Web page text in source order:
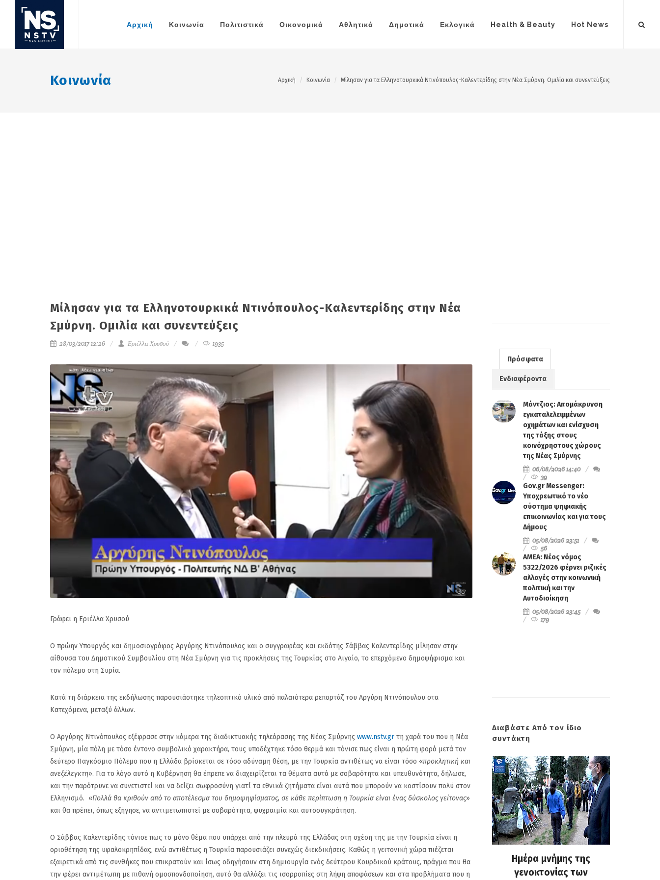
Αρχική Κοινωνία Πολιτιστικά Οικονομικά Αθλητικά Δημοτικά Εκλογικά Health & Beauty Hot News
Κοινωνία Αρχική Κοινωνία Μίλησαν για τα Ελληνοτουρκικά Ντινόπουλος-Καλεντερίδης στην Νέα Σμύρνη. Ομιλία και συνεντεύξεις
Μίλησαν για τα Ελληνοτουρκικά Ντινόπουλος-Καλεντερίδης στην Νέα
Σμύρνη. Ομιλία και συνεντεύξεις
28/03/2017 12:26 Εριέλλα Χρυσού 1935
Γράφει η Εριέλλα Χρυσού
Ο πρώην Υπουργός και δημοσιογράφος Αργύρης Ντινόπουλος και ο συγγραφέας και εκδότης Σάββας Καλεντερίδης μίλησαν στην
αίθουσα του Δημοτικού Συμβουλίου στη Νέα Σμύρνη για τις προκλήσεις της Τουρκίας στο Αιγαίο, το επερχόμενο δημοψήφισμα και
τον πόλεμο στη Συρία.
Κατά τη διάρκεια της εκδήλωσης παρουσιάστηκε τηλεοπτικό υλικό από παλαιότερα ρεπορτάζ του Αργύρη Ντινόπουλου στα
Κατεχόμενα, μεταξύ άλλων.
Ο Αργύρης Ντινόπουλος εξέφρασε στην κάμερα της διαδικτυακής τηλεόρασης της Νέας Σμύρνης www.nstv.gr τη χαρά του που η Νέα
Σμύρνη, μία πόλη με τόσο έντονο συμβολικό χαρακτήρα, τους υποδέχτηκε τόσο θερμά και τόνισε πως είναι η πρώτη φορά μετά τον
δεύτερο Παγκόσμιο Πόλεμο που η Ελλάδα βρίσκεται σε τόσο αδύναμη θέση, με την Τουρκία αντιθέτως να είναι τόσο «προκλητική και
ανεξέλεγκτη». Για το λόγο αυτό η Κυβέρνηση θα έπρεπε να διαχειρίζεται τα θέματα αυτά με σοβαρότητα και υπευθυνότητα, δήλωσε,
και την παρότρυνε να συνετιστεί και να δείξει σωφροσύνη γιατί τα εθνικά ζητήματα είναι αυτά που μπορούν να κοστίσουν πολύ στον
Ελληνισμό. «Πολλά θα κριθούν από το αποτέλεσμα του δημοψηφίσματος, σε κάθε περίπτωση η Τουρκία είναι ένας δύσκολος γείτονας»
και θα πρέπει, όπως εξήγησε, να αντιμετωπιστεί με σοβαρότητα, ψυχραιμία και αυτοσυγκράτηση.
Ο Σάββας Καλεντερίδης τόνισε πως το μόνο θέμα που υπάρχει από την πλευρά της Ελλάδας στη σχέση της με την Τουρκία είναι η
οριοθέτηση της υφαλοκρηπίδας, ενώ αντιθέτως η Τουρκία παρουσιάζει συνεχώς διεκδικήσεις. Καθώς η γειτονική χώρα πιέζεται
εξαιρετικά από τις συνθήκες που επικρατούν και ίσως οδηγήσουν στη δημιουργία ενός δεύτερου Κουρδικού κράτους, πράγμα που θα
την φέρει αντιμέτωπη με πιθανή ομοσπονδοποίηση, αυτό θα αλλάξει τις ισορροπίες στη λήψη αποφάσεων και στα προβλήματα που η
Πρόσφατα
Ενδιαφέροντα
Μάντζιος: Απομάκρυνση
εγκαταλελειμμένων
οχημάτων και ενίσχυση
της τάξης στους
κοινόχρηστους χώρους
της Νέας Σμύρνης
06/08/2026 14:40
39
Gov.gr Messenger:
Υποχρεωτικό το νέο
σύστημα ψηφιακής
επικοινωνίας και για τους
Δήμους
05/08/2026 23:51
56
ΑΜΕΑ: Νέος νόμος
5322/2026 φέρνει ριζικές
αλλαγές στην κοινωνική
πολιτική και την
Αυτοδιοίκηση
05/08/2026 23:45
179
Διαβάστε Από τον ίδιο
συντάκτη
M.Μπακαλοπούλου στο
NStv: Πολιτική είναι να
Ημέρα μνήμης της
γενοκτονίας των
M.Μπακαλοπούλου στο
NStv: Πολιτική είναι να
Ημέρα μνήμης της
γενοκτονίας των